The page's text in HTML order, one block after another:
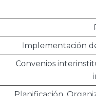
Implementación
Convenios